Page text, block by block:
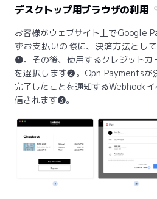
デスクトップ用ブラウザの利用
お客様がウェブサイト上でGoogle
ずお支払いの際に、決済方法とし
❶。その後、使用するクレジットカ
を選択します❷。Opn Paymentsが
完了したことを通知するWebhook
信されます❸。